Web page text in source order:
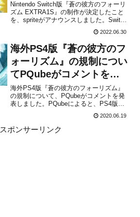
Nintendo Switch版『蒼の彼方のフォーリ
ズム EXTRA1S』の制作が決定したこと
を、spriteがアナウンスしました。Switch
版には新規イベントシーンを複数追加
し、パッケージ版・ダウンロード版どち
らも発売するとのこと。なお、発売日・
価格・詳細な仕様は後日発表され...
2022.06.30
海外PS4版『蒼の彼方のフ
ォーリズム』の規制につい
てPQubeがコメントを発
表！
海外PS4版『蒼の彼方のフォーリズム』
の規制について、PQubeがコメントを発
表しました。PQubeによると、PS4版に
正が発生しており、これには変更された4
つのシーンと完全に削除された3つのシー
ンが含まれます。現時点でどのようなシ
2020.06.19
スポンサーリンク